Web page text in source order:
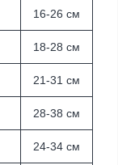
16-26 см
18-28 см
21-31 см
28-38 см
24-34 см